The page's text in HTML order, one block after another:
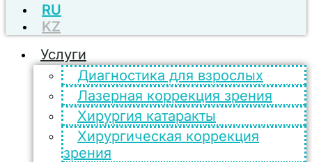
RU
KZ
Услуги
Диагностика для взрослых
Лазерная коррекция зрения
Хирургия катаракты
Хирургическая коррекция
зрения